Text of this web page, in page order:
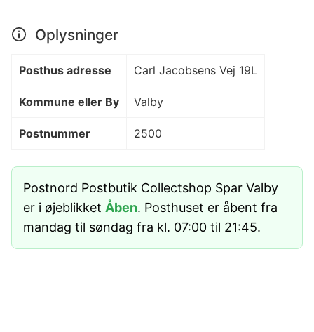
Oplysninger
Posthus adresse Carl Jacobsens Vej 19L
Kommune eller By Valby
Postnummer 2500
Postnord Postbutik Collectshop Spar Valby
er i øjeblikket Åben. Posthuset er åbent fra
mandag til søndag fra kl. 07:00 til 21:45.